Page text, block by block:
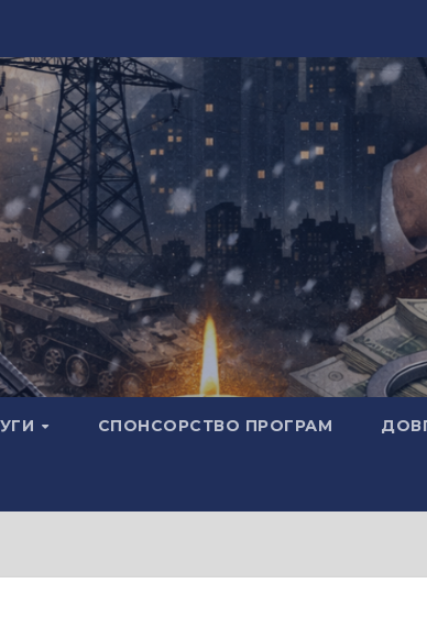
СПОНСОРСТВО ПРОГРАМ